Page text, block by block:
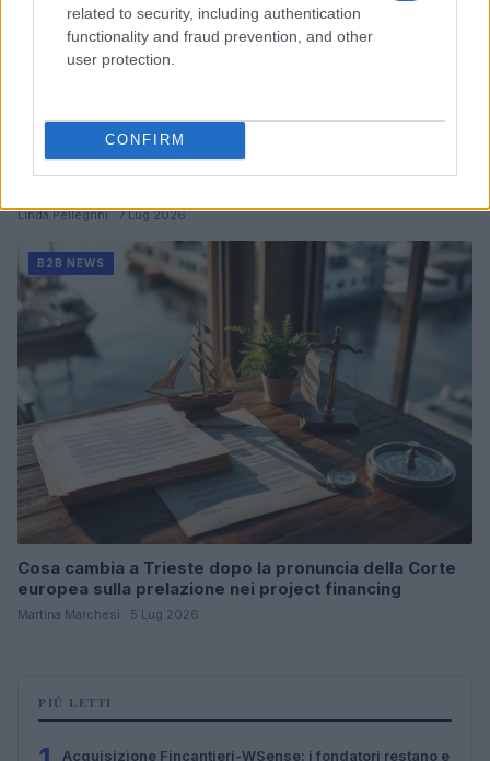
related to security, including authentication
functionality and fraud prevention, and other
user protection.
CONFIRM
Linda Pellegrini · 7 Lug 2026
B2B NEWS
Cosa cambia a Trieste dopo la pronuncia della Corte
europea sulla prelazione nei project financing
Martina Marchesi · 5 Lug 2026
PIÙ LETTI
Acquisizione Fincantieri-WSense: i fondatori restano e